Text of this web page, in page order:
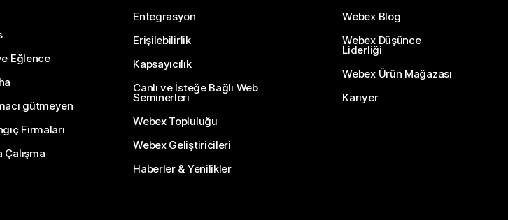
Eğlence
gütmeyen
Firmaları
Çalışma
Entegrasyon
Erişilebilirlik
Kapsayıcılık
Canlı ve İsteğe Bağlı Web
Seminerleri
Webex Topluluğu
Webex Geliştiricileri
Haberler & Yenilikler
Webex Blog
Webex Düşünce
Liderliği
Webex Ürün Mağazası
Kariyer